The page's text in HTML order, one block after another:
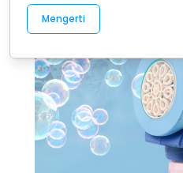
Mengerti